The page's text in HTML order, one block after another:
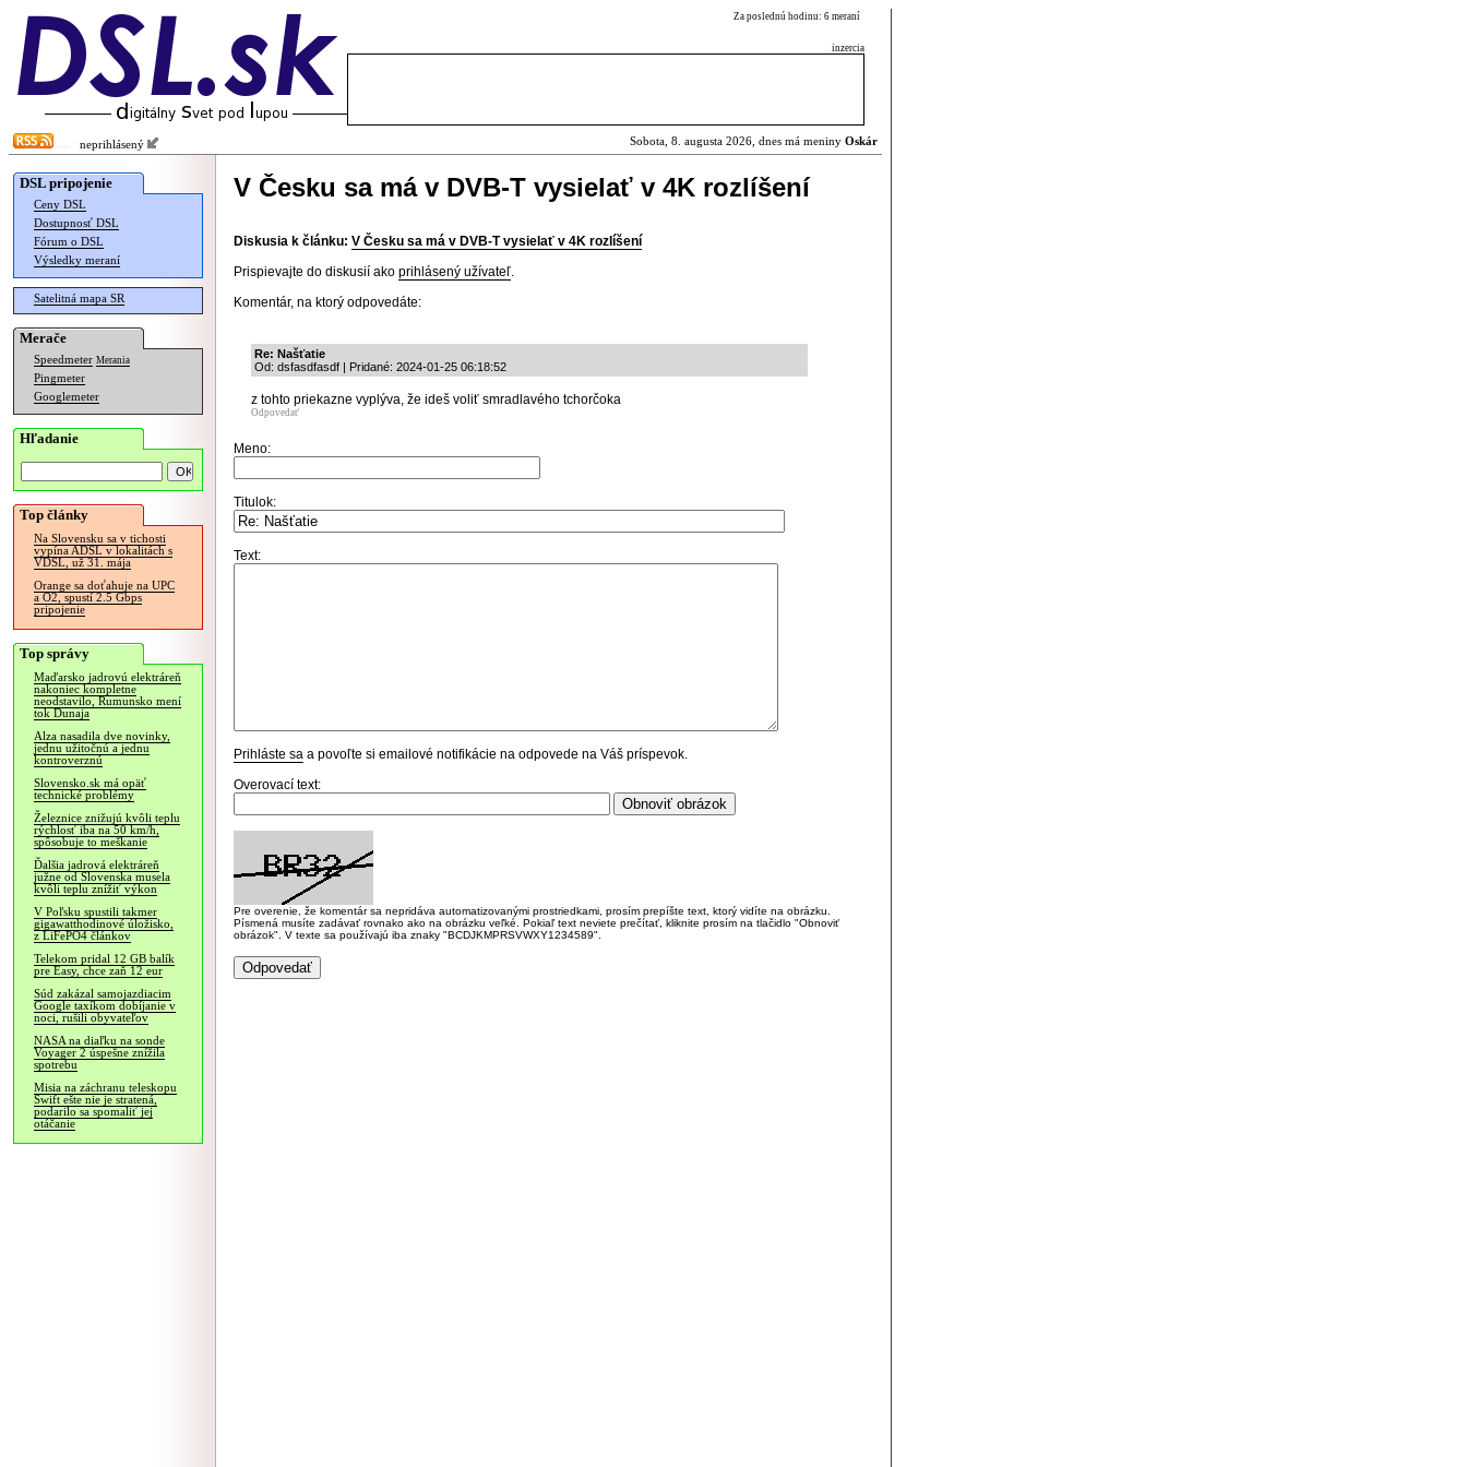
Za poslednú hodinu: 6 meraní
inzercia
neprihlásený Sobota, 8. augusta 2026, dnes má meniny Oskár
DSL pripojenie
Ceny DSL
Dostupnosť DSL
Fórum o DSL
Výsledky meraní
Satelitná mapa SR
Merače
Speedmeter Merania
Pingmeter
Googlemeter
Hľadanie
Top články
Na Slovensku sa v tichosti
vypína ADSL v lokalitách s
VDSL, už 31. mája
Orange sa doťahuje na UPC
a O2, spustí 2.5 Gbps
pripojenie
Top správy
Maďarsko jadrovú elektráreň
nakoniec kompletne
neodstavilo, Rumunsko mení
tok Dunaja
Alza nasadila dve novinky,
jednu užitočnú a jednu
kontroverznú
Slovensko.sk má opäť
technické problémy
Železnice znižujú kvôli teplu
rýchlosť iba na 50 km/h,
spôsobuje to meškanie
Ďalšia jadrová elektráreň
južne od Slovenska musela
kvôli teplu znížiť výkon
V Poľsku spustili takmer
gigawatthodinové úložisko,
z LiFePO4 článkov
Telekom pridal 12 GB balík
pre Easy, chce zaň 12 eur
Súd zakázal samojazdiacim
Google taxíkom dobíjanie v
noci, rušili obyvateľov
NASA na diaľku na sonde
Voyager 2 úspešne znížila
spotrebu
Misia na záchranu teleskopu
Swift ešte nie je stratená,
podarilo sa spomaliť jej
otáčanie
V Česku sa má v DVB-T vysielať v 4K rozlíšení
Diskusia k článku: V Česku sa má v DVB-T vysielať v 4K rozlíšení
Prispievajte do diskusií ako prihlásený užívateľ.
Komentár, na ktorý odpovedáte:
Re: Našťatie
Od: dsfasdfasdf | Pridané: 2024-01-25 06:18:52
z tohto priekazne vyplýva, že ideš voliť smradlavého tchorčoka
Odpovedať
Meno:
Titulok:
Text:
Prihláste sa a povoľte si emailové notifikácie na odpovede na Váš príspevok.
Overovací text:
Pre overenie, že komentár sa nepridáva automatizovanými prostriedkami, prosím prepíšte text, ktorý vidíte na obrázku.
Písmená musíte zadávať rovnako ako na obrázku veľké. Pokiaľ text neviete prečítať, kliknite prosím na tlačidlo "Obnoviť
obrázok". V texte sa používajú iba znaky "BCDJKMPRSVWXY1234589".